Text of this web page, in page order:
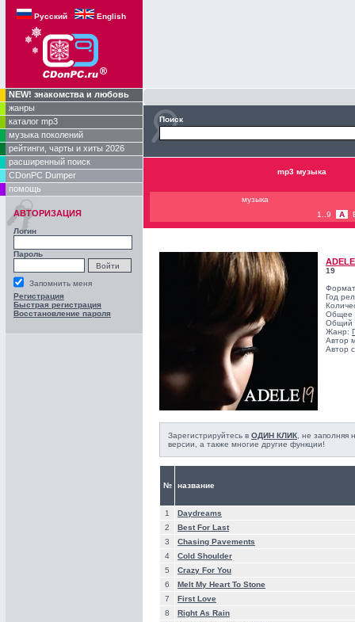
Русский English
NEW! знакомства и любовь
жанры
каталог mp3
музыка поколений
рейтинги, чарты и хиты 2026
расширенный поиск
CDonPC Dumper
помощь
АВТОРИЗАЦИЯ
Логин
Пароль
Запомнить меня
Регистрация
Быстрая регистрация
Восстановление пароля
Поиск
mp3 музыка
музыка
1..9
A
ADELE
19
Год
Общее
Общий
Жанр:
Автор
Автор
Зарегистрируйтесь в ОДИН КЛИК , не
версии, а также многие другие функции!
№ название
1
Daydreams
2
Best For Last
3
Chasing Pavements
4
Cold Shoulder
5
Crazy For You
6
Melt My Heart To Stone
7
First Love
8
Right As Rain